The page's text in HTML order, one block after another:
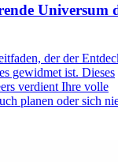
Universum
der der
gewidmet ist. Dieses
verdient Ihre volle
planen oder sich